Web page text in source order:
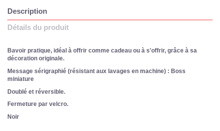
Description
Détails du produit
Bavoir pratique, idéal à offrir comme cadeau ou à s'offrir, grâce à sa
décoration originale.
Message sérigraphié (résistant aux lavages en machine) : Boss
miniature
Doublé et réversible.
Fermeture par velcro.
Noir